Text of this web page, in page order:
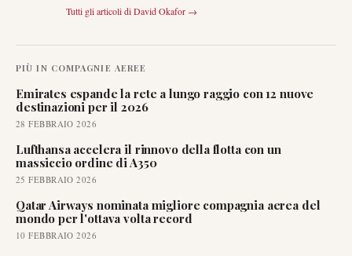
Tutti gli articoli diDavid Okafor →
PIÙ IN COMPAGNIE AEREE
Emirates espande la rete a lungo raggio con 12 nuove
destinazioni per il 2026
28 FEBBRAIO 2026
Lufthansa accelera il rinnovo della flotta con un
massiccio ordine di A350
25 FEBBRAIO 2026
Qatar Airways nominata migliore compagnia aerea del
mondo per l'ottava volta record
10 FEBBRAIO 2026